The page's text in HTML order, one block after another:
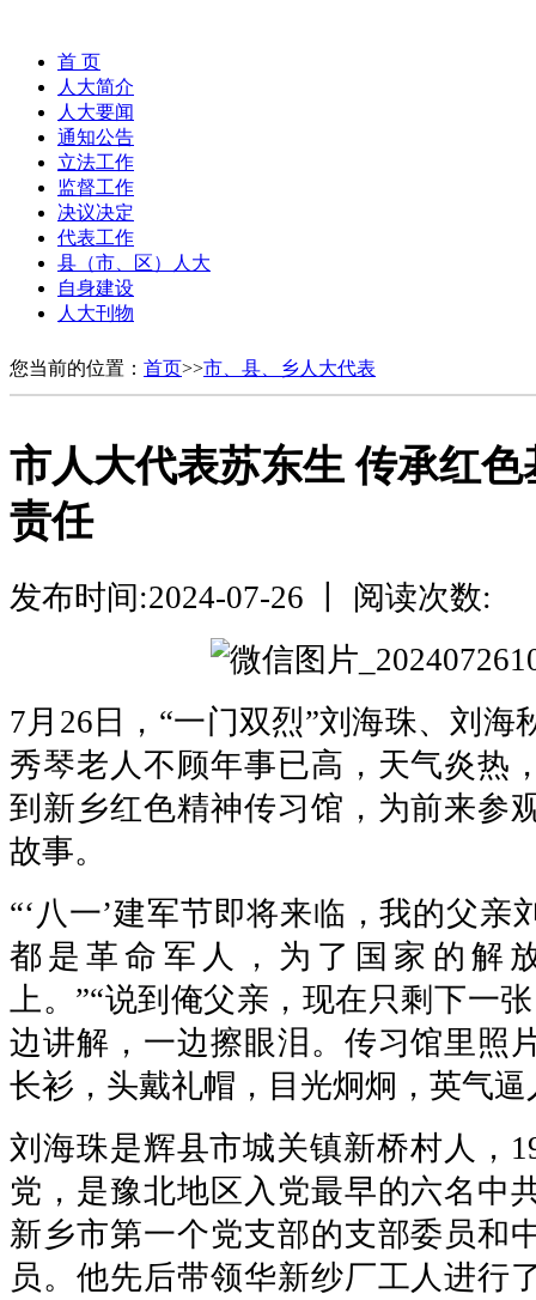
首 页
人大简介
人大要闻
通知公告
立法工作
监督工作
决议决定
代表工作
县（市、区）人大
自身建设
人大刊物
您当前的位置： 首页>>市、县、乡人大代表
市人大代表苏东生 传承红
责任
发布时间:2024-07-26 丨 阅读次数:
7月26日，“一门双烈”刘海珠、刘海
秀琴老人不顾年事已高，天气炎热
到新乡红色精神传习馆，为前来参
故事。
“‘八一’建军节即将来临，我的父亲
都是革命军人，为了国家的解
上。”“说到俺父亲，现在只剩下一
边讲解，一边擦眼泪。传习馆里照
长衫，头戴礼帽，目光炯炯，英气逼
刘海珠是辉县市城关镇新桥村人，
党，是豫北地区入党最早的六名中
新乡市第一个党支部的支部委员和
员。他先后带领华新纱厂工人进行